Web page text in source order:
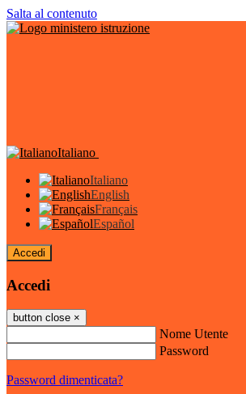
Salta al contenuto
Italiano
Italiano
English
Français
Español
Accedi
Accedi
button close ×
Nome Utente
Password
Password dimenticata?